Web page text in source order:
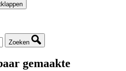
Zoeken
gemaakte